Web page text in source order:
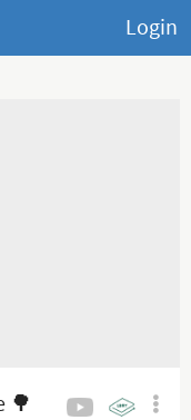
Login
🌳